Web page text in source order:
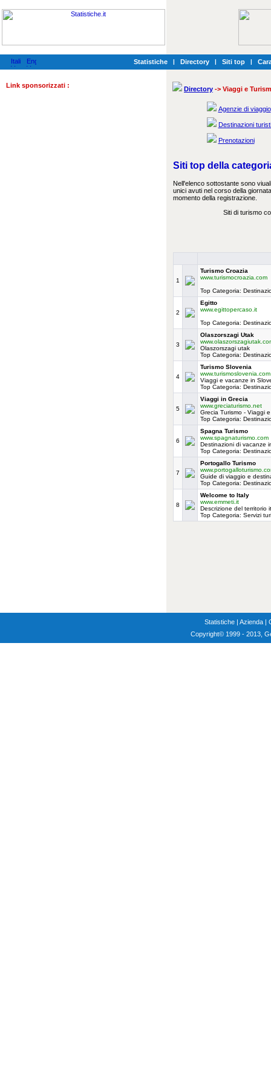
Statistiche | Directory | Siti top |
Link sponsorizzati : Directory -> Viaggi e
Agenzie di viaggio
Destinazioni
Prenotazioni
Siti top della
Nell'elenco sottostante sono
unici avuti nel corso della
momento della registrazione.
Siti di turismo
1
Turismo Croazia
www.turismocroazia.com
Top Categoria:
2
Egitto
www.egittopercaso.it
Top Categoria:
3
Olaszorszagi Utak
Olaszorszagi utak
Top Categoria:
4
Turismo Slovenia
www.turismoslovenia.com
Viaggi e vacanze in
Top Categoria:
5
Viaggi in Grecia
www.greciaturismo.net
Grecia Turismo - Viaggi
Top Categoria:
6
Spagna Turismo
www.spagnaturismo.com
Destinazioni di vacanze
Top Categoria:
7
Portogallo Turismo
Guide di viaggio e
Top Categoria:
8
Welcome to Italy
www.emmeti.it
Descrizione del territorio
Top Categoria: Servizi
Statistiche | Azienda |
Copyright© 1999 - 2013,